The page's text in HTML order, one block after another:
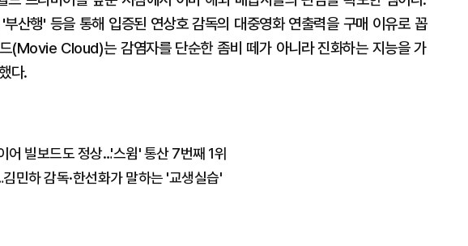
산행' 등을 통해 입증된 연상호 감독의 대중영화 연출력을 구매 이유로 꼽
(Movie Cloud)는 감염자를 단순한 좀비 떼가 아니라 진화하는 지능을 가
다.
빌보드도 정상…'스윔' 통산 7번째 1위
민하 감독·한선화가 말하는 '교생실습'